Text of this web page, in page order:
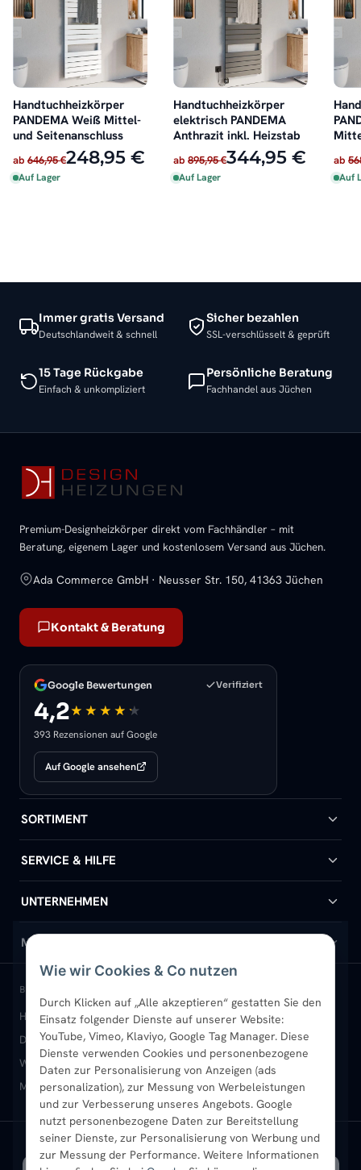
Wie wir Cookies & Co nutzen
Durch Klicken auf „Alle akzeptieren“ gestatten Sie den
Einsatz folgender Dienste auf unserer Website:
YouTube, Vimeo, Klaviyo, Google Tag Manager. Diese
Dienste verwenden Cookies und personenbezogene
Daten zur Personalisierung von Anzeigen (ads
personalization), zur Messung von Werbeleistungen
und zur Verbesserung unseres Angebots. Google
nutzt personenbezogene Daten zur Bereitstellung
seiner Dienste, zur Personalisierung von Werbung und
zur Messung der Performance. Weitere Informationen
Handtuchheizkörper
PANDEMA Weiß Mittel-
und Seitenanschluss
ab 646,95 €248,95 €
Auf Lager
Handtuchheizkörper
elektrisch PANDEMA
Anthrazit inkl. Heizstab
ab 895,95 €344,95 €
Auf Lager
ab
Auf
Immer gratis Versand
Deutschlandweit & schnell
Sicher bezahlen
SSL-verschlüsselt & geprüft
15 Tage Rückgabe
Einfach & unkompliziert
Persönliche Beratung
Fachhandel aus Jüchen
Premium-Designheizkörper direkt vom Fachhändler – mit
Beratung, eigenem Lager und kostenlosem Versand aus Jüchen.
Ada Commerce GmbH · Neusser Str. 150, 41363 Jüchen
Kontakt & Beratung
Google Bewertungen Verifiziert
4,2
393 Rezensionen auf Google
Auf Google ansehen
SORTIMENT
Badheizkörper
Handtuchheizkörper
Design-Heizkörper
Paneelheizkörper
Vertikal-Heizkörper
Heizkörper-Zubehör
SERVICE & HILFE
Hilfe & Kontakt
Versand & Lieferung
Rückgabe & Widerruf
Garantie & Gewährleistung
Montageservice vor Ort
Sendung verfolgen
UNTERNEHMEN
Wir über uns
Standort & Abholung Jüchen
B2B-Kunden
Karriere
Ratgeber
Bestpreisgarantie
MEIN KONTO
Anmelden / Mein Konto
Merkliste
Newsletter
Aktuelle Angebote
BELIEBTE KATEGORIEN
Heizkörper kaufenBadheizkörperHandtuchheizkörper
Design-HeizkörperPaneelheizkörperVertikal-Heizkörper
Wandheizkörper Wohnraum-Heizkörper Badheizkörper Schwarz
Mischbetrieb-HeizkörperHeizkörper-ZubehörAktuelle Angebote
SICHERE ZAHLUNG VERSAND MIT